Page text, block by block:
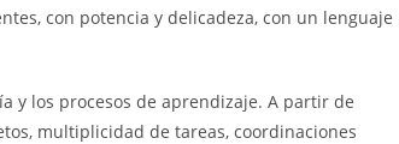
con potencia y delicadeza, con un lenguaje
y los procesos de aprendizaje. A partir de
multiplicidad de tareas, coordinaciones